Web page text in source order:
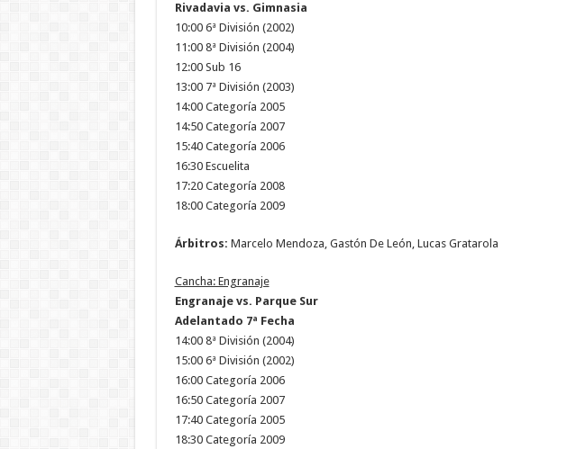
Rivadavia vs. Gimnasia
10:00 6ª División (2002)
11:00 8ª División (2004)
12:00 Sub 16
13:00 7ª División (2003)
14:00 Categoría 2005
14:50 Categoría 2007
15:40 Categoría 2006
16:30 Escuelita
17:20 Categoría 2008
18:00 Categoría 2009
Árbitros: Marcelo Mendoza, Gastón De León, Lucas Gratarola
Cancha: Engranaje
Engranaje vs. Parque Sur
Adelantado 7ª Fecha
14:00 8ª División (2004)
15:00 6ª División (2002)
16:00 Categoría 2006
16:50 Categoría 2007
17:40 Categoría 2005
18:30 Categoría 2009